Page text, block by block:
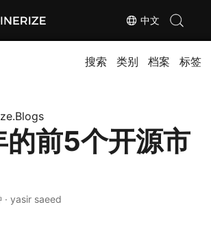
中文
搜索 类别 档案 标签
前5个开源市
· yasir saeed